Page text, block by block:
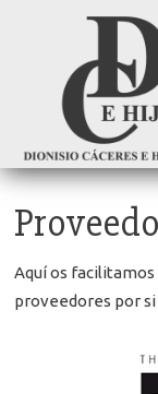
Aquí os
proveedores por